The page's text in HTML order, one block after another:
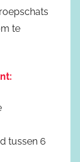
te
tussen 6